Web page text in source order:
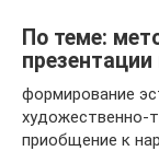
По теме:
формирование
художественно-
приобщение к